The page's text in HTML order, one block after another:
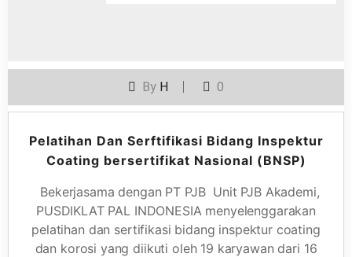
By H 0
Pelatihan Dan Serftifikasi Bidang Inspektur
Coating bersertifikat Nasional (BNSP)
Bekerjasama dengan PT PJB Unit PJB Akademi,
PUSDIKLAT PAL INDONESIA menyelenggarakan
pelatihan dan sertifikasi bidang inspektur coating
dan korosi yang diikuti oleh 19 karyawan dari 16